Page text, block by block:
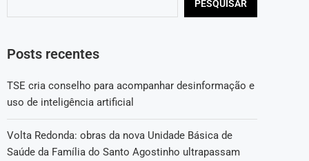
PESQUISAR
Posts recentes
TSE cria conselho para acompanhar desinformação e
uso de inteligência artificial
Volta Redonda: obras da nova Unidade Básica de
Saúde da Família do Santo Agostinho ultrapassam